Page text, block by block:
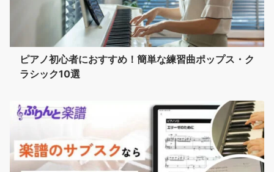
ピアノ初心者におすすめ！簡単な練習曲ポップス・ク
ラシック10選